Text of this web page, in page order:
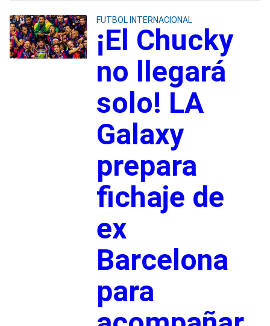
FUTBOL INTERNACIONAL
¡El Chucky
no llegará
solo! LA
Galaxy
prepara
fichaje de
ex
Barcelona
para